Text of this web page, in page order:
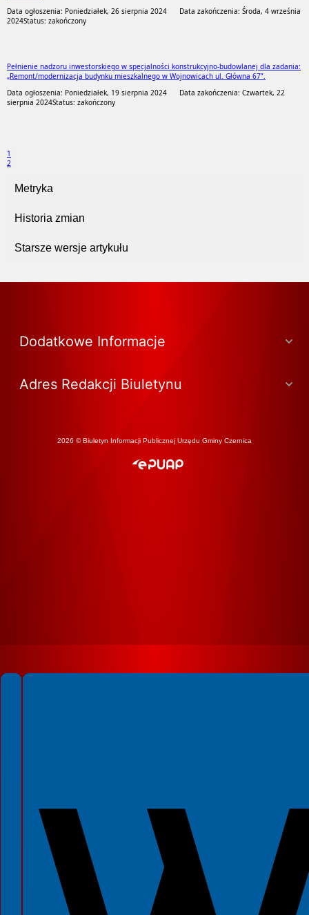
Data ogłoszenia: Poniedziałek, 26 sierpnia 2024 Data zakończenia: Środa, 4 września
2024Status: zakończony
Pełnienie nadzoru inwestorskiego w specjalności konstrukcyjno-budowlanej dla zadania:
„Remont/modernizacja budynku mieszkalnego w Wojnowicach ul. Główna 67”.
Data ogłoszenia: Poniedziałek, 19 sierpnia 2024 Data zakończenia: Czwartek, 22
sierpnia 2024Status: zakończony
1
2
Metryka
Historia zmian
Starsze wersje artykułu
Dodatkowe Informacje
Adres Redakcji Biuletynu
2026 © Biuletyn Informacji Publicznej Urzędu Gminy Czernica
Spełniamy standardy WCAG 2.2
Spełniamy standardy W3C